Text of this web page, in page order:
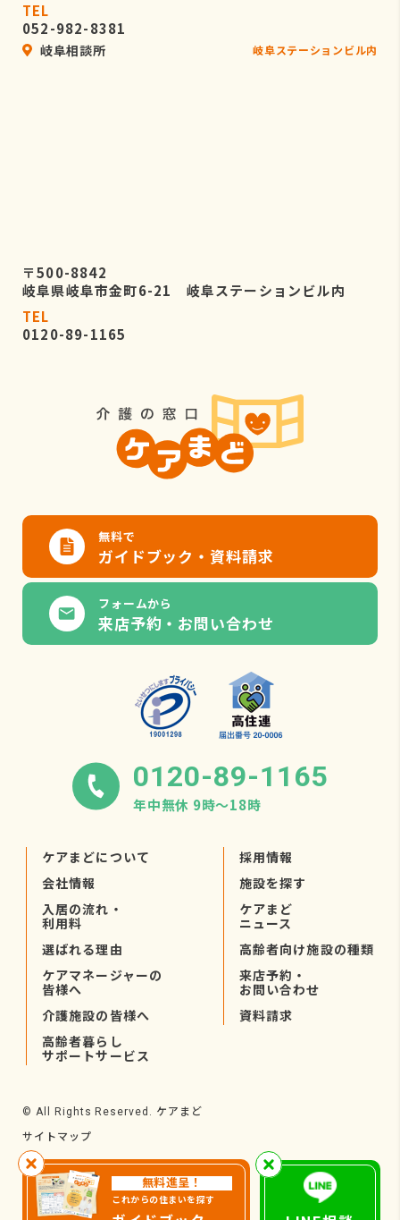
無料進呈！
これからの住まいを探す
TEL
052-982-8381
岐阜相談所 岐阜ステーションビル内
〒500-8842
岐阜県岐阜市金町6-21 岐阜ステーションビル内
TEL
0120-89-1165
無料で
ガイドブック・資料請求
フォームから
来店予約・お問い合わせ
0120-89-1165
年中無休 9時〜18時
ケアまどについて
会社情報
入居の流れ・
利用料
選ばれる理由
ケアマネージャーの
皆様へ
介護施設の皆様へ
高齢者暮らし
サポートサービス
採用情報
施設を探す
ケアまど
ニュース
高齢者向け施設の種類
来店予約・
お問い合わせ
資料請求
© All Rights Reserved. ケアまど
サイトマップ